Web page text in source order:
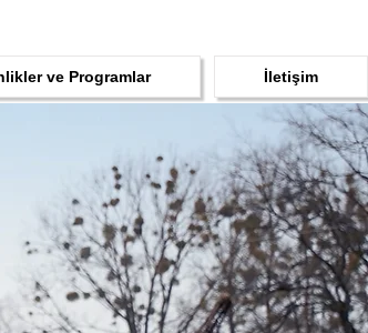
ve Programlar İletişim